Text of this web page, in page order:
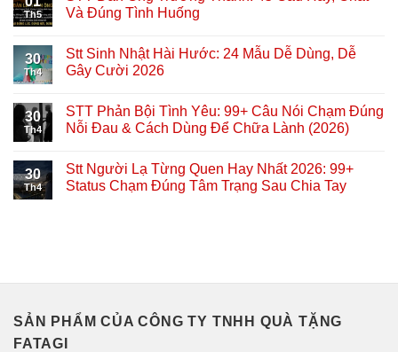
Th5
Và Đúng Tình Huống
30
Th4
Stt Sinh Nhật Hài Hước: 24 Mẫu Dễ Dùng, Dễ
Gây Cười 2026
30
Th4
STT Phản Bội Tình Yêu: 99+ Câu Nói Chạm Đúng
Nỗi Đau & Cách Dùng Để Chữa Lành (2026)
30
Th4
Stt Người Lạ Từng Quen Hay Nhất 2026: 99+
Status Chạm Đúng Tâm Trạng Sau Chia Tay
SẢN PHẨM CỦA CÔNG TY TNHH QUÀ TẶNG
FATAGI